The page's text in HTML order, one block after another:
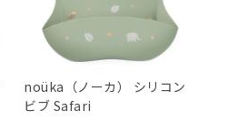
noüka（ノーカ） シリコン
ビブ Safari